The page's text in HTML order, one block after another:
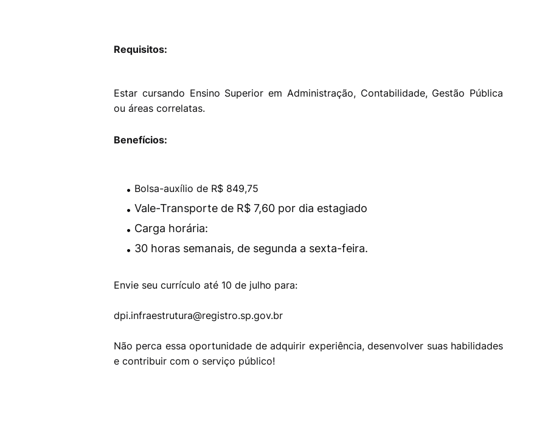
Requisitos:
Estar cursando Ensino Superior em Administração, Contabilidade, Gestão Pública
ou áreas correlatas.
Benefícios:
Bolsa-auxílio de R$ 849,75
Vale-Transporte de R$ 7,60 por dia estagiado
Carga horária:
30 horas semanais, de segunda a sexta-feira.
Envie seu currículo até 10 de julho para:
dpi.infraestrutura@registro.sp.gov.br
Não perca essa oportunidade de adquirir experiência, desenvolver suas habilidades
e contribuir com o serviço público!